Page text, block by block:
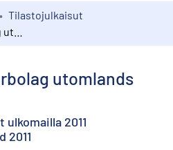
Tilastojulkaisut
utomlands
2011
2011